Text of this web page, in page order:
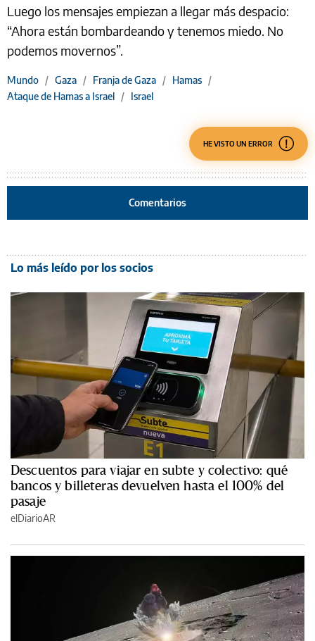
Luego los mensajes empiezan a llegar más despacio:
“Ahora están bombardeando y tenemos miedo. No
podemos movernos”.
Mundo / Gaza / Franja de Gaza / Hamas /
Ataque de Hamas a Israel / Israel
HE VISTO UN ERROR
Comentarios
Lo más leído por los socios
Descuentos para viajar en subte y colectivo: qué
bancos y billeteras devuelven hasta el 100% del
pasaje
elDiarioAR